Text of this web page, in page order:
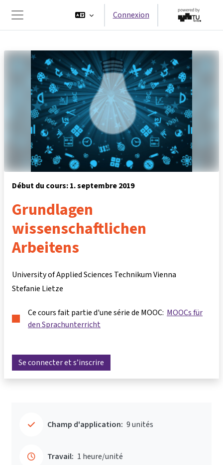
Panneau latéral
Connexion
Début du cours: 1. septembre 2019
Grundlagen
wissenschaftlichen
Arbeitens
University of Applied Sciences Technikum Vienna
Stefanie Lietze
Ce cours fait partie d'une série de MOOC: MOOCs für
den Sprachunterricht
Se connecter et s’inscrire
Champ d'application: 9 unités
Travail: 1 heure/unité